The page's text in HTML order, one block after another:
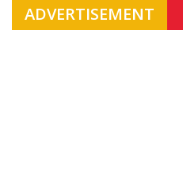
ADVERTISEMENT